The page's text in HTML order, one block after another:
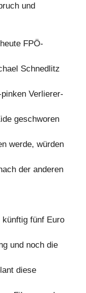
und
FPÖ-
Schnedlitz
Verlierer-
geschworen
werde, würden
der anderen
fünf Euro
und noch die
diese